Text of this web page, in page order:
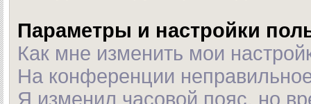
Параметры и настройки
Как мне изменить мои
На конференции
Я изменил часовой пояс, но